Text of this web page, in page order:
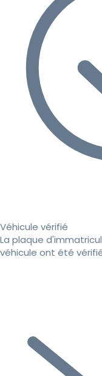
Véhicule vérifié
La plaque
véhicule ont été